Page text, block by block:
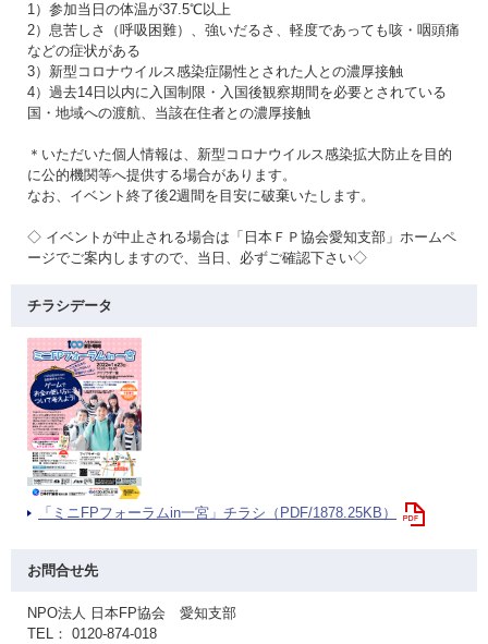
1）参加当日の体温が37.5℃以上
2）息苦しさ（呼吸困難）、強いだるさ、軽度であっても咳・咽頭痛
などの症状がある
3）新型コロナウイルス感染症陽性とされた人との濃厚接触
4）過去14日以内に入国制限・入国後観察期間を必要とされている
国・地域への渡航、当該在住者との濃厚接触
＊いただいた個人情報は、新型コロナウイルス感染拡大防止を目的
に公的機関等へ提供する場合があります。
なお、イベント終了後2週間を目安に破棄いたします。
◇ イベントが中止される場合は「日本ＦＰ協会愛知支部」ホームペ
ージでご案内しますので、当日、必ずご確認下さい◇
チラシデータ
「ミニFPフォーラムin一宮」チラシ（PDF/1878.25KB）
お問合せ先
NPO法人 日本FP協会 愛知支部
TEL： 0120-874-018